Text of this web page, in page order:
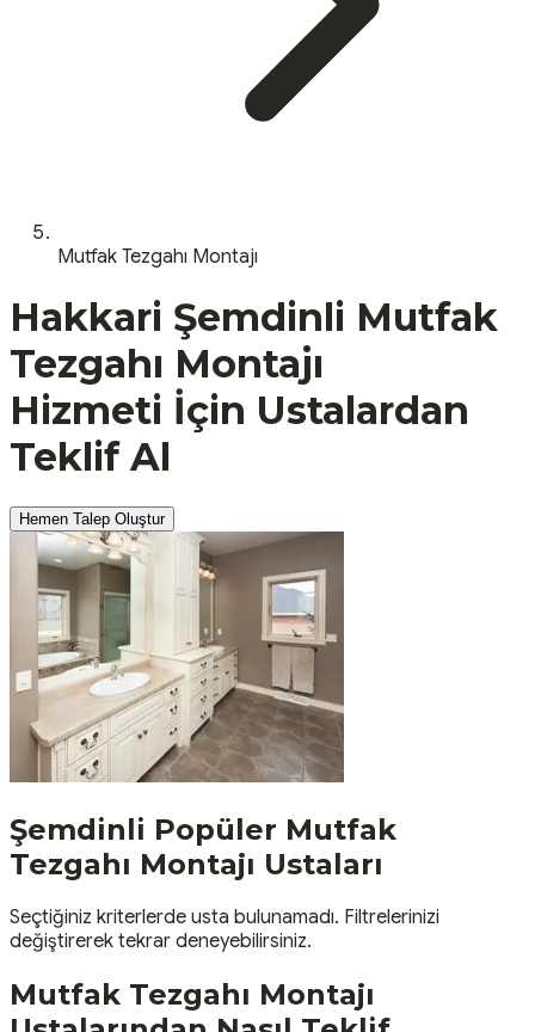
Mutfak Tezgahı Montajı
Hakkari Şemdinli Mutfak
Tezgahı Montajı
Hizmeti İçin Ustalardan
Teklif Al
Hemen Talep Oluştur
Şemdinli Popüler Mutfak
Tezgahı Montajı Ustaları
Seçtiğiniz kriterlerde usta bulunamadı. Filtrelerinizi
değiştirerek tekrar deneyebilirsiniz.
Mutfak Tezgahı Montajı